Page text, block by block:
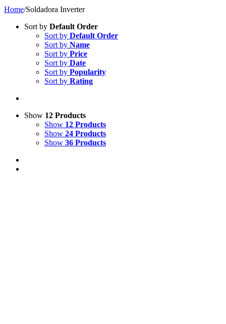
Home/Soldadora Inverter
Sort by Default Order
Sort by Default Order
Sort by Name
Sort by Price
Sort by Date
Sort by Popularity
Sort by Rating
Show 12 Products
Show 12 Products
Show 24 Products
Show 36 Products